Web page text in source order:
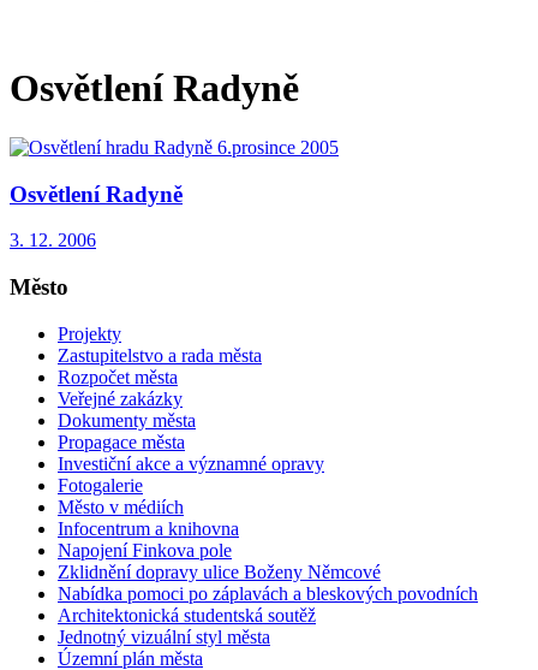
Osvětlení Radyně
Osvětlení Radyně
3. 12. 2006
Město
Projekty
Zastupitelstvo a rada města
Rozpočet města
Veřejné zakázky
Dokumenty města
Propagace města
Investiční akce a významné opravy
Fotogalerie
Město v médiích
Infocentrum a knihovna
Napojení Finkova pole
Zklidnění dopravy ulice Boženy Němcové
Nabídka pomoci po záplavách a bleskových povodních
Architektonická studentská soutěž
Jednotný vizuální styl města
Územní plán města